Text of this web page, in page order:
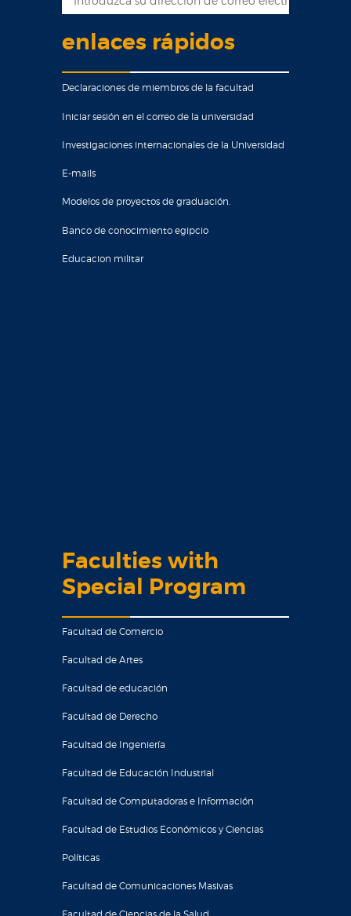
enlaces rápidos
Declaraciones de miembros de la facultad
Iniciar sesión en el correo de la universidad
Investigaciones internacionales de la Universidad
E-mails
Modelos de proyectos de graduación.
Banco de conocimiento egipcio
Educacion militar
Faculties with
Special Program
Facultad de Comercio
Facultad de Artes
Facultad de educación
Facultad de Derecho
Facultad de Ingeniería
Facultad de Educación Industrial
Facultad de Computadoras e Información
Facultad de Estudios Económicos y Ciencias
Políticas
Facultad de Comunicaciones Masivas